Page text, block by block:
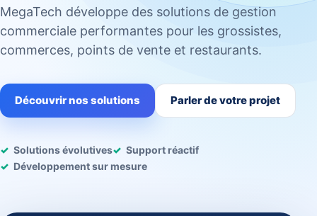
MegaTech développe des solutions de gestion
commerciale performantes pour les grossistes,
commerces, points de vente et restaurants.
Découvrir nos solutions Parler de votre projet
Solutions évolutives
Support réactif
Développement sur mesure